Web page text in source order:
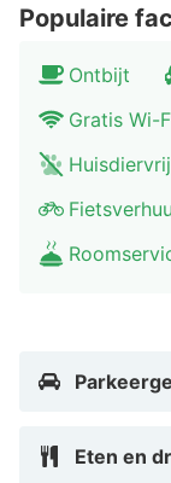
Populaire
Ontbijt
Gratis Wi-
Huisdiervrij
Eten en